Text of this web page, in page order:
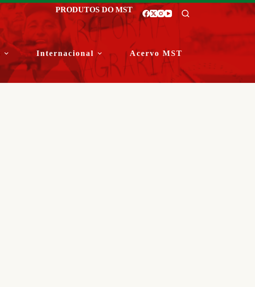
PRODUTOS DO MST
Internacional Acervo MST